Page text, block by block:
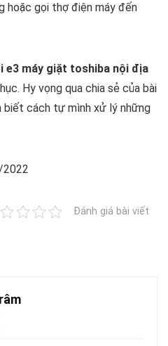
hoặc gọi thợ điện máy đến
e3 máy giặt toshiba nội địa
Hy vọng qua chia sẻ của bài
biết cách tự mình xử lý những
2022
Đánh giá bài viết